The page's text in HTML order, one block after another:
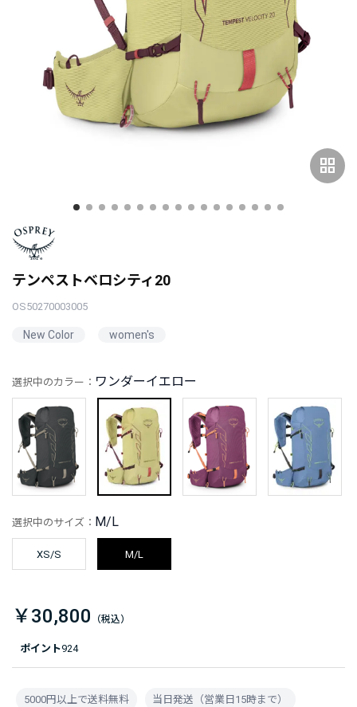
grid_view
テンペストベロシティ20
OS50270003005
New Color women's
ポイント924
選択中のカラー： ワンダーイエロー
選択中のサイズ： M/L
XS/S M/L
￥30,800
5000円以上で送料無料 当日発送（営業日15時まで）